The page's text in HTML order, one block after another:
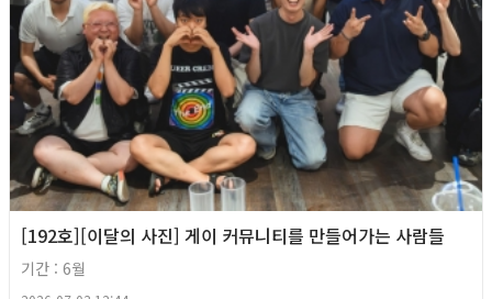
[192호][이달의 사진] 게이 커뮤니티를 만들어가는 사람들
기간 : 6월